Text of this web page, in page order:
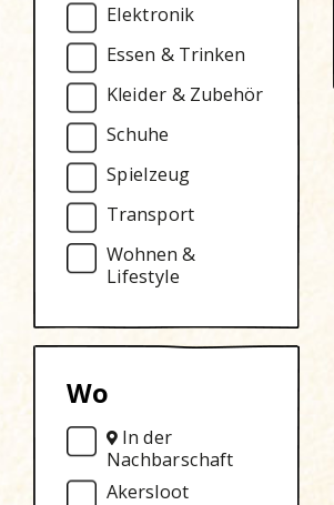
Elektronik
Essen & Trinken
Kleider & Zubehör
Schuhe
Spielzeug
Transport
Wohnen &
Lifestyle
Wo
In der
Nachbarschaft
Akersloot